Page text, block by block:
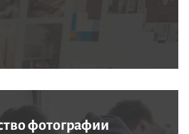
фотографии